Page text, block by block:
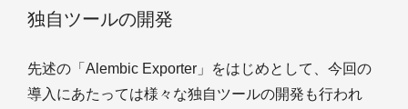
独自ツールの開発
先述の「Alembic Exporter」をはじめとして、今回の
導入にあたっては様々な独自ツールの開発も行われ